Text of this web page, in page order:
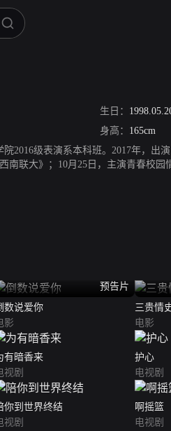
生日：
身高： 165cm
2016级表演系本科班。2017年，出
联大》；10月25日，主演青春校园
》；2月22日，主演古装武侠电视剧
结》播出；7月1日，出演的历史剧情
预告片
数说爱你
影
三贵情
电影
有暗香来
视剧
护心
电视剧
你到世界终结
视剧
啊摇篮
电视剧